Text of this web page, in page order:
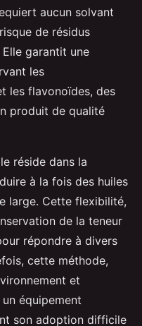
aucun solvant
de résidus
garantit une
les
les flavonoïdes, des
produit de qualité
réside dans la
à la fois des huiles
large. Cette flexibilité,
de la teneur
répondre à divers
cette méthode,
et
équipement
son adoption difficile